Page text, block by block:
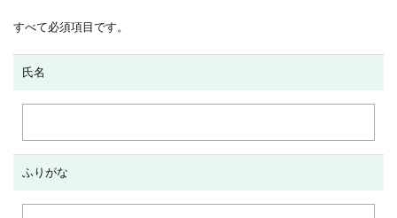
すべて必須項目です。
氏名
ふりがな